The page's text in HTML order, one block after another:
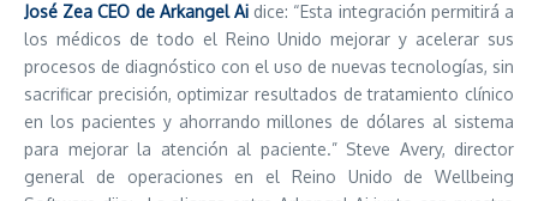
José Zea CEO de Arkangel Ai dice: “Esta integración permitirá a
los médicos de todo el Reino Unido mejorar y acelerar sus
procesos de diagnóstico con el uso de nuevas tecnologías, sin
sacrificar precisión, optimizar resultados de tratamiento clínico
en los pacientes y ahorrando millones de dólares al sistema
para mejorar la atención al paciente.” Steve Avery, director
general de operaciones en el Reino Unido de Wellbeing